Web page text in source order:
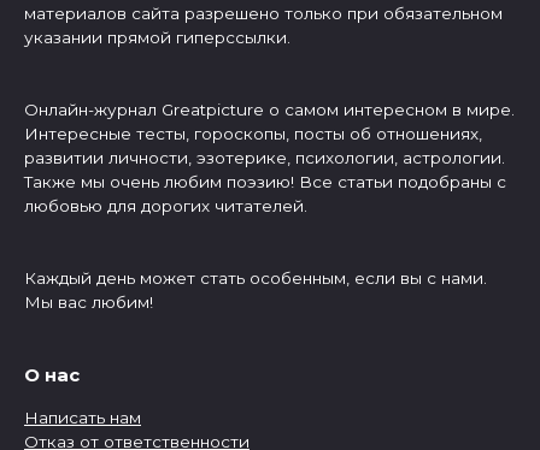
материалов сайта разрешено только при обязательном
указании прямой гиперссылки.
Онлайн-журнал Greatpicture о самом интересном в мире.
Интересные тесты, гороскопы, посты об отношениях,
развитии личности, эзотерике, психологии, астрологии.
Также мы очень любим поэзию! Все статьи подобраны с
любовью для дорогих читателей.
Каждый день может стать особенным, если вы с нами.
Мы вас любим!
О нас
Написать нам
Отказ от ответственности